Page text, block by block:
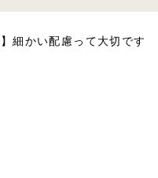
細かい配慮って大切です